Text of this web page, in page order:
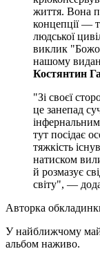
життя. Вона
концепції —
людської
виклик
нашому
Костянтин
"Зі своєї
це занепад
тут посідає
тяжкість
натиском
й розмазує
світу", —
Авторка
У найближчому
альбом наживо.